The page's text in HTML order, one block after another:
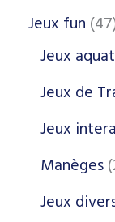
Jeux fun 47
Jeux
Jeux de
Jeux
Manèges
Jeux